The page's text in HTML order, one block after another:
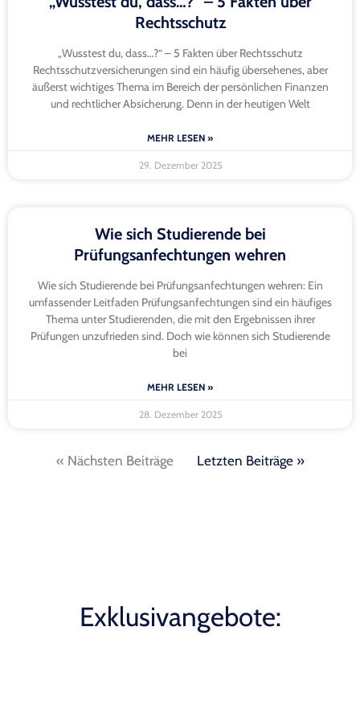
Rechtsschutz
„Wusstest du, dass…?“ – 5 Fakten über Rechtsschutz
Rechtsschutzversicherungen sind ein häufig übersehenes, aber
äußerst wichtiges Thema im Bereich der persönlichen Finanzen
und rechtlicher Absicherung. Denn in der heutigen Welt
MEHR LESEN »
29. Dezember 2025
Wie sich Studierende bei
Prüfungsanfechtungen wehren
Wie sich Studierende bei Prüfungsanfechtungen wehren: Ein
umfassender Leitfaden Prüfungsanfechtungen sind ein häufiges
Thema unter Studierenden, die mit den Ergebnissen ihrer
Prüfungen unzufrieden sind. Doch wie können sich Studierende
bei
MEHR LESEN »
28. Dezember 2025
« Nächsten Beiträge Letzten Beiträge »
Exklusivangebote: